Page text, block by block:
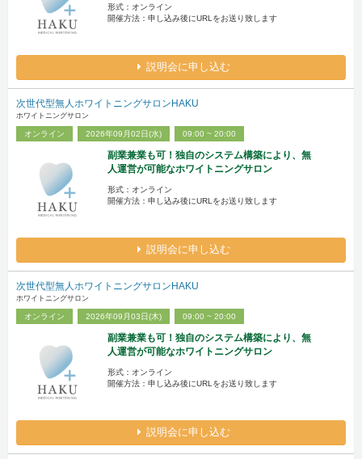
形式：オンライン
開催方法：申し込み後にURLをお送り致します
説明会に申し込む
次世代型無人ホワイトニングサロンHAKU
ホワイトニングサロン
オンライン 2026年09月02日(水) 09:00 ~ 20:00
副業兼業も可！独自のシステム構築により、無
人運営が可能なホワイトニングサロン
形式：オンライン
開催方法：申し込み後にURLをお送り致します
説明会に申し込む
次世代型無人ホワイトニングサロンHAKU
ホワイトニングサロン
オンライン 2026年09月03日(木) 09:00 ~ 20:00
副業兼業も可！独自のシステム構築により、無
人運営が可能なホワイトニングサロン
形式：オンライン
開催方法：申し込み後にURLをお送り致します
説明会に申し込む